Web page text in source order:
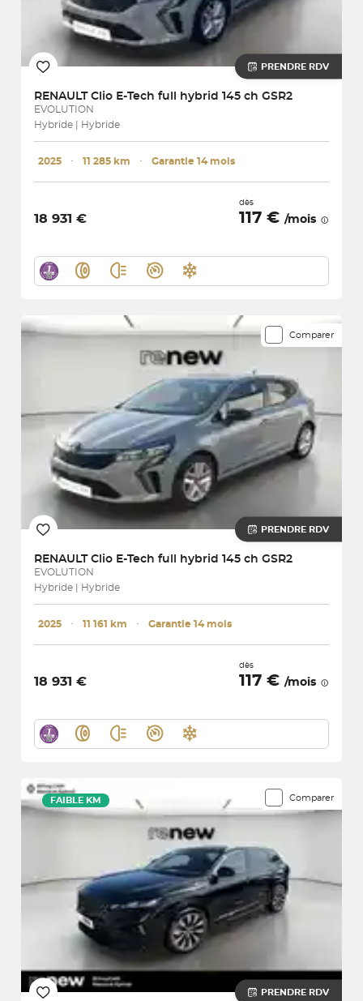
PRENDRE RDV
RENAULT Clio E-Tech full hybrid 145 ch GSR2
EVOLUTION
Hybride | Hybride
2025 ･ 11 285 km ･ Garantie 14 mois
18 931 €
dès
117 € /mois
Comparer
PRENDRE RDV
RENAULT Clio E-Tech full hybrid 145 ch GSR2
EVOLUTION
Hybride | Hybride
2025 ･ 11 161 km ･ Garantie 14 mois
18 931 €
dès
117 € /mois
Comparer
FAIBLE KM
PRENDRE RDV